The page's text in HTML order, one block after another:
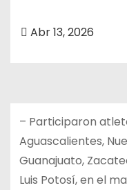
Abr 13, 2026
– Participaron
Aguascalientes,
Guanajuato,
Luis Potosí, en el